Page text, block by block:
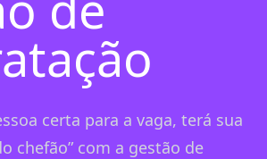
certa para a vaga, terá sua
chefão” com a gestão de